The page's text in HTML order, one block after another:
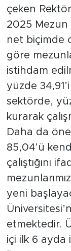
çeken
2025
net biçimde
göre
istihdam
yüzde
sektörde,
kurarak
Daha da
85,04’ü
çalıştığını
yeni
etmektedir.
içi ilk 6 ayda